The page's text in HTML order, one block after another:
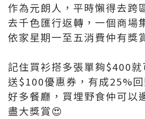
作為元朗人，平時懶得去跨
去千色匯行返轉，一個商場
依家星期一至五消費仲有獎
記住買衫搭多張單夠$400
送$100優惠券，有成25%
好多餐廳，買埋野食仲可以
盡大獎賞😍